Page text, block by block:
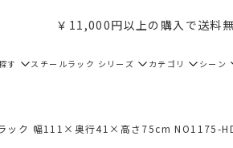
￥11,000円以上の購入で送料
す スチールラック シリーズ カテゴリ シーン
ック 幅111×奥行41×高さ75cm NO1175-